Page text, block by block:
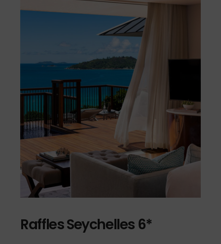
Raffles Seychelles 6*